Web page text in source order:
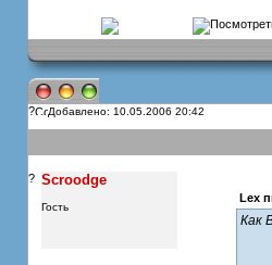
?
Добавлено: 10.05.2006 20:42
? Scroodge
Гость
Lex
Как